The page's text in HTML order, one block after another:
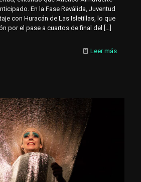
En la Fase Reválida, Juventud
con Huracán de Las Isletillas, lo que
por el pase a cuartos de final del
Leer más